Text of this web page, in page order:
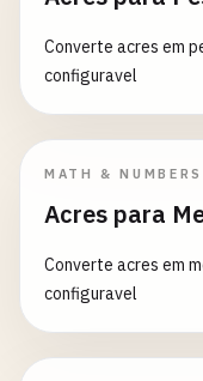
Converte acres em
configuravel
MATH & NUMBERS
Acres para
Converte acres em
configuravel